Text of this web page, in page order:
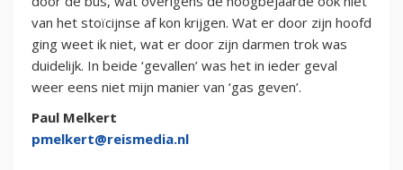
van het stoïcijnse af kon krijgen. Wat er door zijn hoofd
ging weet ik niet, wat er door zijn darmen trok was
duidelijk. In beide ‘gevallen’ was het in ieder geval
weer eens niet mijn manier van ‘gas geven’.
Paul Melkert
pmelkert@reismedia.nl